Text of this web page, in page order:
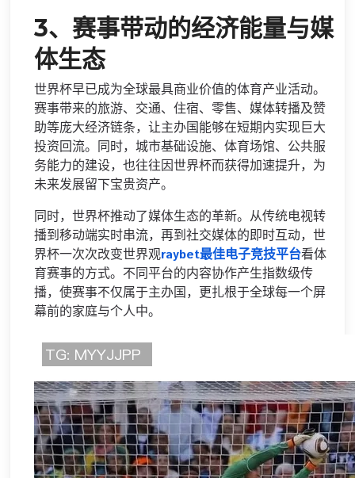
3、赛事带动的经济能量与媒
体生态
世界杯早已成为全球最具商业价值的体育产业活动。
赛事带来的旅游、交通、住宿、零售、媒体转播及赞
助等庞大经济链条，让主办国能够在短期内实现巨大
投资回流。同时，城市基础设施、体育场馆、公共服
务能力的建设，也往往因世界杯而获得加速提升，为
未来发展留下宝贵资产。
同时，世界杯推动了媒体生态的革新。从传统电视转
播到移动端实时串流，再到社交媒体的即时互动，世
界杯一次次改变世界观raybet最佳电子竞技平台看体
育赛事的方式。不同平台的内容协作产生指数级传
播，使赛事不仅属于主办国，更扎根于全球每一个屏
幕前的家庭与个人中。